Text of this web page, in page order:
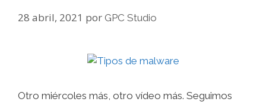
28 abril, 2021 por GPC Studio
Otro miércoles más, otro vídeo más. Seguimos